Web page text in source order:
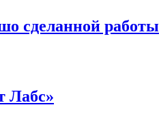
сделанной работы
Лабс»